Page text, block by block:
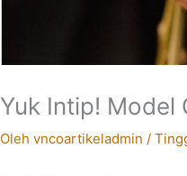
Yuk Intip! Model
Oleh vncoartikeladmin /